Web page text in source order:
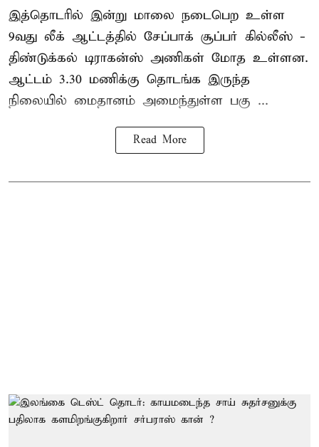
இத்தொடரில் இன்று மாலை நடைபெற உள்ள
9வது லீக் ஆட்டத்தில் சேப்பாக் சூப்பர் கில்லீஸ் -
திண்டுக்கல் டிராகன்ஸ் அணிகள் மோத உள்ளன.
ஆட்டம் 3.30 மணிக்கு தொடங்க இருந்த
நிலையில் மைதானம் அமைந்துள்ள பகு ...
Read More